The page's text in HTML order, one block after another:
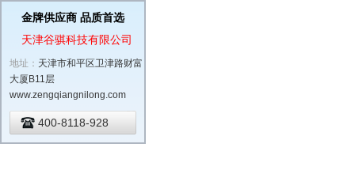
金牌供应商 品质首选
天津谷骐科技有限公司
地址： 天津市和平区卫津路财富
大厦B11层
www.zengqiangnilong.com
400-8118-928